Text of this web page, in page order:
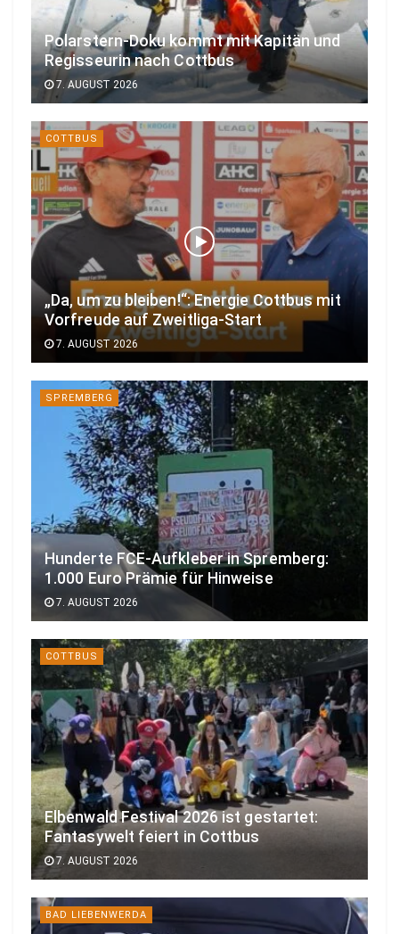
Polarstern-Doku kommt mit Kapitän und
Regisseurin nach Cottbus
7. AUGUST 2026
COTTBUS
„Da, um zu bleiben!“: Energie Cottbus mit
Vorfreude auf Zweitliga-Start
7. AUGUST 2026
SPREMBERG
Hunderte FCE-Aufkleber in Spremberg:
1.000 Euro Prämie für Hinweise
7. AUGUST 2026
COTTBUS
Elbenwald Festival 2026 ist gestartet:
Fantasywelt feiert in Cottbus
7. AUGUST 2026
BAD LIEBENWERDA